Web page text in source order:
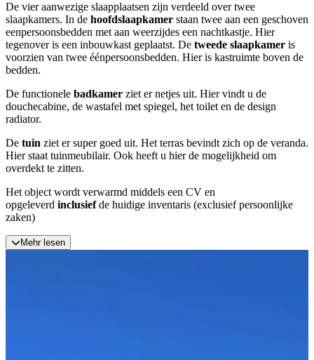
De vier aanwezige slaapplaatsen zijn verdeeld over twee
slaapkamers. In de hoofdslaapkamer staan twee aan een geschoven
eenpersoonsbedden met aan weerzijdes een nachtkastje. Hier
tegenover is een inbouwkast geplaatst. De tweede slaapkamer is
voorzien van twee éénpersoonsbedden. Hier is kastruimte boven de
bedden.
De functionele badkamer ziet er netjes uit. Hier vindt u de
douchecabine, de wastafel met spiegel, het toilet en de design
radiator.
De tuin ziet er super goed uit. Het terras bevindt zich op de veranda.
Hier staat tuinmeubilair. Ook heeft u hier de mogelijkheid om
overdekt te zitten.
Het object wordt verwarmd middels een CV en
opgeleverd inclusiefde huidige inventaris (exclusief persoonlijke
zaken)
Mehr lesen